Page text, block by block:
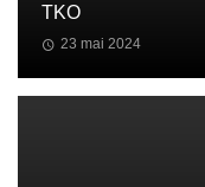
TKO
23 mai 2024